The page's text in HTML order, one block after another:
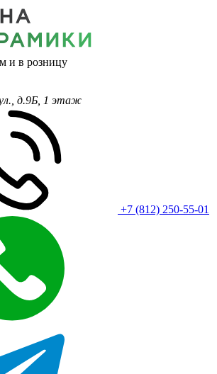
и в розницу
д.9Б, 1 этаж
+7 (812) 250-55-01